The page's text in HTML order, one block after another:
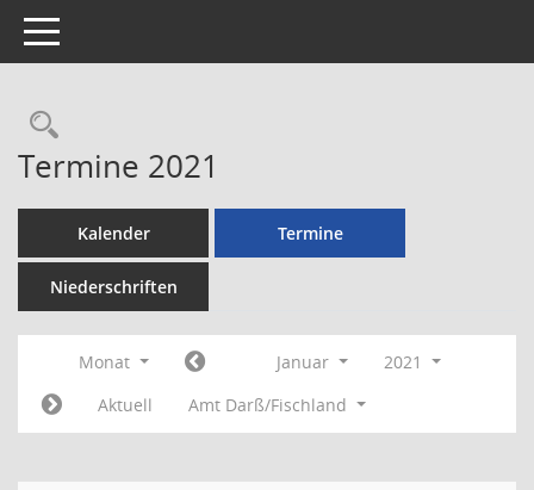
Toggle navigation
Rechercheauswahl
Termine 2021
Kalender Termine
Niederschriften
Monat Januar
2021
Aktuell
Amt Darß/Fischland